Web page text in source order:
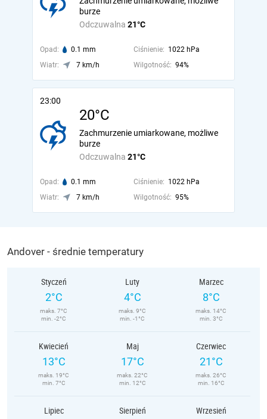
Odczuwalna 21°C
burze
Opad: 0.1 mm Ciśnienie: 1022 hPa
Wiatr:
7 km/h Wilgotność: 94%
23:00
20°C
Odczuwalna 21°C
Zachmurzenie umiarkowane, możliwe
burze
Opad: 0.1 mm Ciśnienie: 1022 hPa
Wiatr:
7 km/h Wilgotność: 95%
Andover - średnie temperatury
Styczeń
2°C
maks. 7°C
min. -2°C
Luty
4°C
maks. 9°C
min. -1°C
Marzec
8°C
maks. 14°C
min. 3°C
Kwiecień
13°C
maks. 19°C
min. 7°C
Maj
17°C
maks. 22°C
min. 12°C
Czerwiec
21°C
maks. 26°C
min. 16°C
Lipiec Sierpień Wrzesień